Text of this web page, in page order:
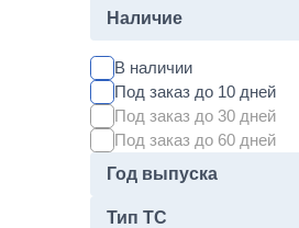
53605
54902
63501
65115
65116
6520
65201
Наличие
В наличии
Под заказ до 10 дней
Под заказ до 30 дней
Под заказ до 60 дней
Год выпуска
Тип ТС